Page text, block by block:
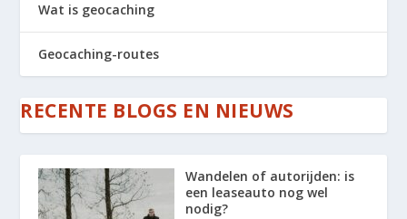
Wat is geocaching
Geocaching-routes
RECENTE BLOGS EN NIEUWS
Wandelen of autorijden: is
een leaseauto nog wel
nodig?